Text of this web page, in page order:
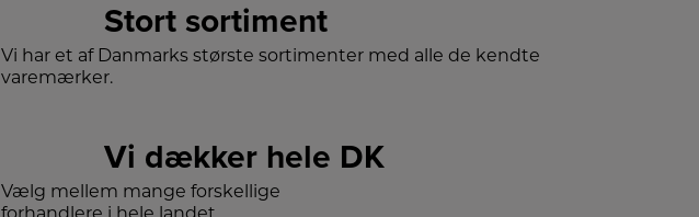
Stort sortiment
Vi har et af Danmarks største sortimenter med alle de kendte
varemærker.
Vi dækker hele DK
Vælg mellem mange forskellige